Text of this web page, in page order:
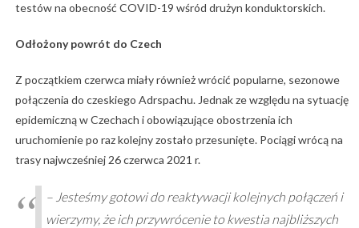
testów na obecność COVID-19 wśród drużyn konduktorskich.
Odłożony powrót do Czech
Z początkiem czerwca miały również wrócić popularne, sezonowe
połączenia do czeskiego Adrspachu. Jednak ze względu na sytuację
epidemiczną w Czechach i obowiązujące obostrzenia ich
uruchomienie po raz kolejny zostało przesunięte. Pociągi wrócą na
trasy najwcześniej 26 czerwca 2021 r.
– Jesteśmy gotowi do reaktywacji kolejnych połączeń i
wierzymy, że ich przywrócenie to kwestia najbliższych